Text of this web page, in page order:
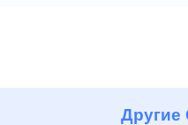
Другие